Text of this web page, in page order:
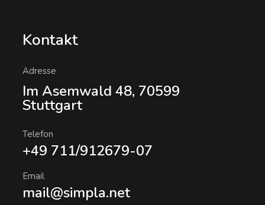
Kontakt
Adresse
Im Asemwald 48, 70599
Stuttgart
Telefon
+49 711/912679-07
Email
mail@simpla.net